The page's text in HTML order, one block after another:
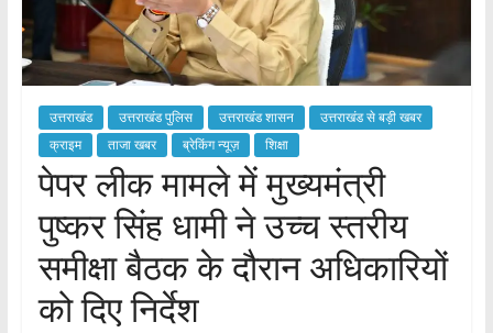
उत्तराखंड उत्तराखंड पुलिस उत्तराखंड शासन
उत्तराखंड से बड़ी खबर
क्राइम
ताजा खबर ब्रेकिंग न्यूज़ शिक्षा
पेपर लीक मामले में मुख्यमंत्री
पुष्कर सिंह धामी ने उच्च स्तरीय
समीक्षा बैठक के दौरान अधिकारियों
को दिए निर्देश